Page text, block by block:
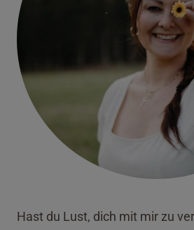
Hast du Lust, dich mit mir zu